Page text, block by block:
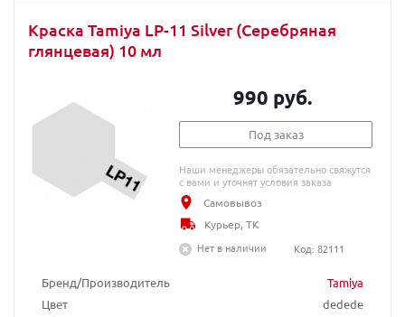
Краска Tamiya LP-11 Silver (Серебряная
глянцевая) 10 мл
Бренд/Производитель
Tamiya
Цвет
dedede
990 руб.
Под заказ
Наши менеджеры обязательно свяжутся
с вами и уточнят условия заказа
Самовывоз
Курьер, ТК
Нет в наличии
Код: 82111